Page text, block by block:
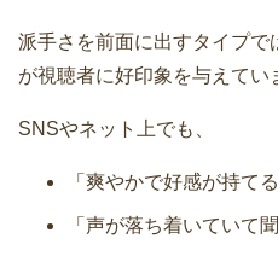
派手さを前面に出すタイプ
が視聴者に好印象を与えてい
SNSやネット上でも、
「爽やかで好感が持てる
「声が落ち着いていて